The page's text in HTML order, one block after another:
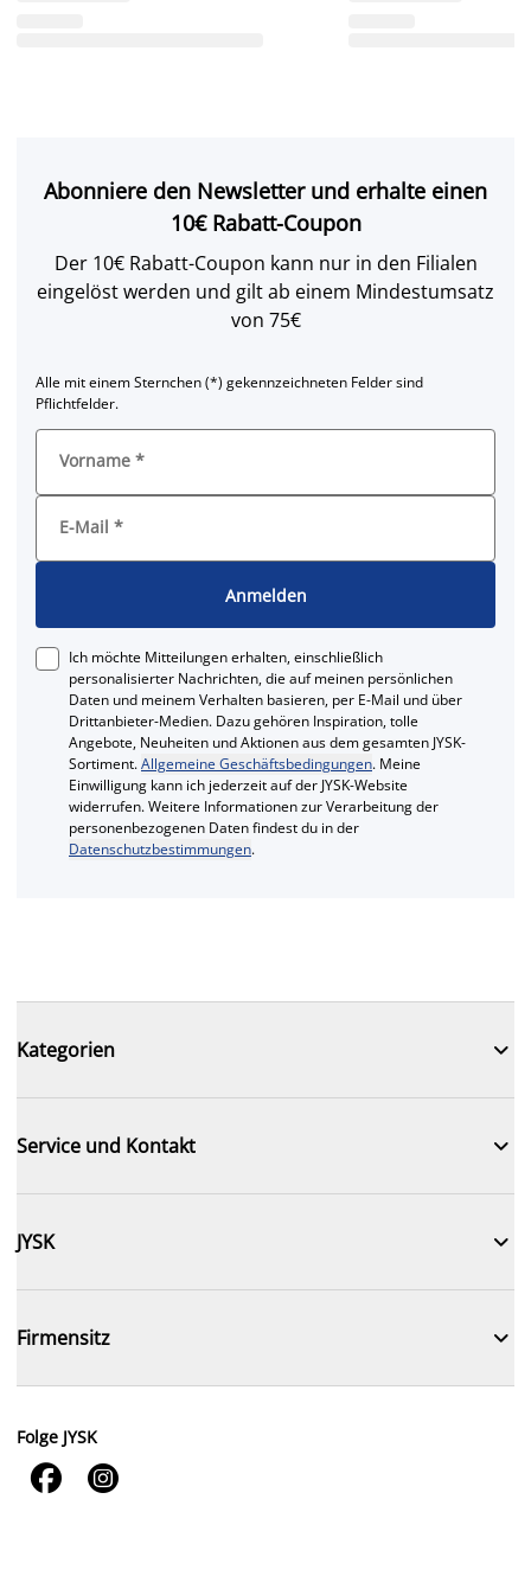
Abonniere den Newsletter und erhalte einen
10€ Rabatt-Coupon
Der 10€ Rabatt-Coupon kann nur in den Filialen
eingelöst werden und gilt ab einem Mindestumsatz
von 75€
Alle mit einem Sternchen (*) gekennzeichneten Felder sind
Pflichtfelder.
Vorname *
E-Mail *
Anmelden
Ich möchte Mitteilungen erhalten, einschließlich
personalisierter Nachrichten, die auf meinen persönlichen
Daten und meinem Verhalten basieren, per E-Mail und über
Drittanbieter-Medien. Dazu gehören Inspiration, tolle
Angebote, Neuheiten und Aktionen aus dem gesamten JYSK-
Sortiment.Allgemeine Geschäftsbedingungen. Meine
Einwilligung kann ich jederzeit auf der JYSK-Website
widerrufen. Weitere Informationen zur Verarbeitung der
personenbezogenen Daten findest du in der
Datenschutzbestimmungen.
Kategorien 
Service und Kontakt 
JYSK 
Firmensitz 
Folge JYSK
 